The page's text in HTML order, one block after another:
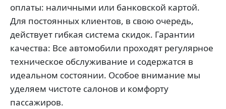
оплаты: наличными или банковской картой.
Для постоянных клиентов, в свою очередь,
действует гибкая система скидок. Гарантии
качества: Все автомобили проходят регулярное
техническое обслуживание и содержатся в
идеальном состоянии. Особое внимание мы
уделяем чистоте салонов и комфорту
пассажиров.